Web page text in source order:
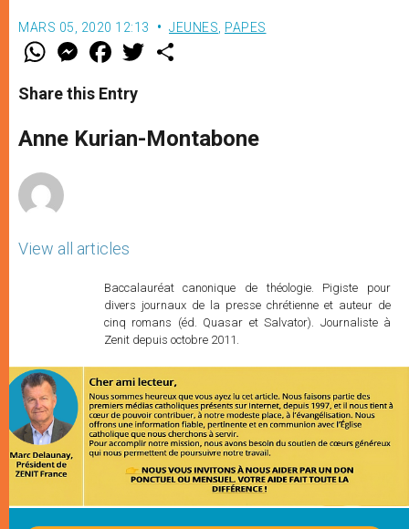
MARS 05, 2020 12:13 JEUNES PAPES
W
t
s
p
p
M
e
s
e
g
e
F
a
e
b
o
k
w
r
Share this Entry
Anne Kurian-Montabone
View all articles
Baccalauréat canonique de théologie. Pigiste pour
divers journaux de la presse chrétienne et auteur de
cinq romans (éd. Quasar et Salvator). Journaliste à
Zenit depuis octobre 2011.